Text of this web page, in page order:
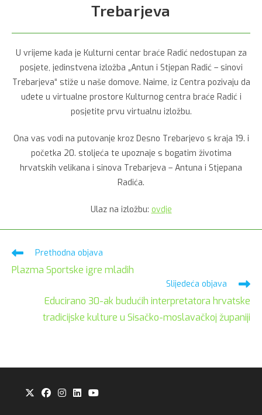
Trebarjeva
U vrijeme kada je Kulturni centar braće Radić nedostupan za
posjete, jedinstvena izložba „Antun i Stjepan Radić – sinovi
Trebarjeva“ stiže u naše domove. Naime, iz Centra pozivaju da
uđete u virtualne prostore Kulturnog centra braće Radić i
posjetite prvu virtualnu izložbu.
Ona vas vodi na putovanje kroz Desno Trebarjevo s kraja 19. i
početka 20. stoljeća te upoznaje s bogatim životima
hrvatskih velikana i sinova Trebarjeva – Antuna i Stjepana
Radića.
Ulaz na izložbu: ovdje
Pročitaj
više
članaka
Prethodna objava
Plazma Sportske igre mladih
Slijedeća objava
Educirano 30-ak budućih interpretatora hrvatske
tradicijske kulture u Sisačko-moslavačkoj županiji